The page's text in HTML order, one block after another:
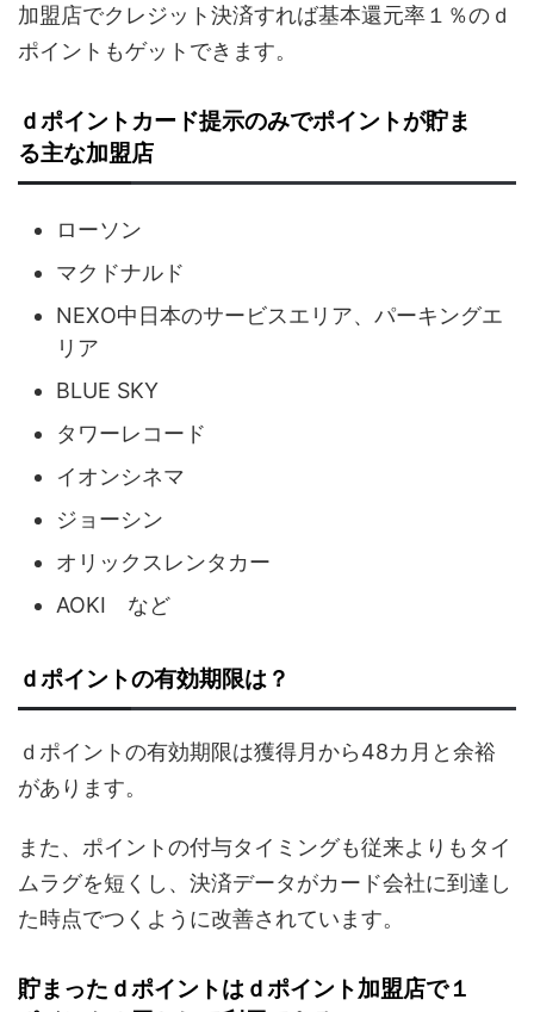
加盟店でクレジット決済すれば基本還元率１％のｄ
ポイントもゲットできます。
ｄポイントカード提示のみでポイントが貯ま
る主な加盟店
ローソン
マクドナルド
NEXO中日本のサービスエリア、パーキングエ
リア
BLUE SKY
タワーレコード
イオンシネマ
ジョーシン
オリックスレンタカー
AOKI など
ｄポイントの有効期限は？
ｄポイントの有効期限は獲得月から48カ月と余裕
があります。
また、ポイントの付与タイミングも従来よりもタイ
ムラグを短くし、決済データがカード会社に到達し
た時点でつくように改善されています。
貯まったｄポイントはｄポイント加盟店で１